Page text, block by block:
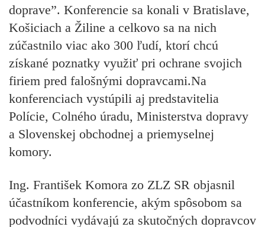
doprave”. Konferencie sa konali v Bratislave,
Košiciach a Žiline a celkovo sa na nich
zúčastnilo viac ako 300 ľudí, ktorí chcú
získané poznatky využiť pri ochrane svojich
firiem pred falošnými dopravcami.Na
konferenciach vystúpili aj predstavitelia
Polície, Colného úradu, Ministerstva dopravy
a Slovenskej obchodnej a priemyselnej
komory.
Ing. František Komora zo ZLZ SR objasnil
účastníkom konferencie, akým spôsobom sa
podvodníci vydávajú za skutočných dopravcov